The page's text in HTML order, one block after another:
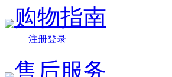
购物指南
注册登录
售后服务